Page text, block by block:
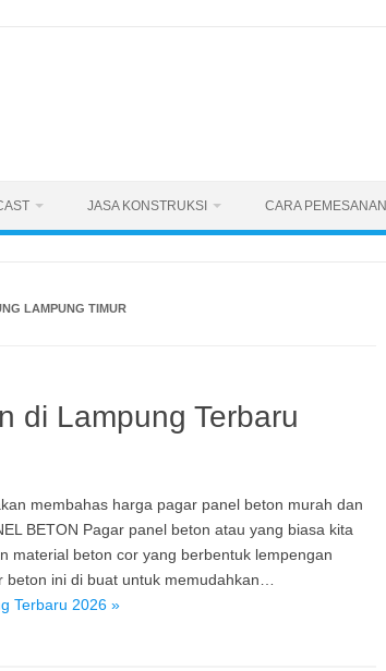
JASA KONSTRUKSI CARA PEMESANAN
LAMPUNG TIMUR
di Lampung Terbaru
membahas harga pagar panel beton murah dan
BETON Pagar panel beton atau yang biasa kita
material beton cor yang berbentuk lempengan
ini di buat untuk memudahkan…
Terbaru 2026 »